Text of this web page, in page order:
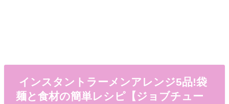
インスタントラーメンアレンジ5品!袋
麺と食材の簡単レシピ【ジョブチュー